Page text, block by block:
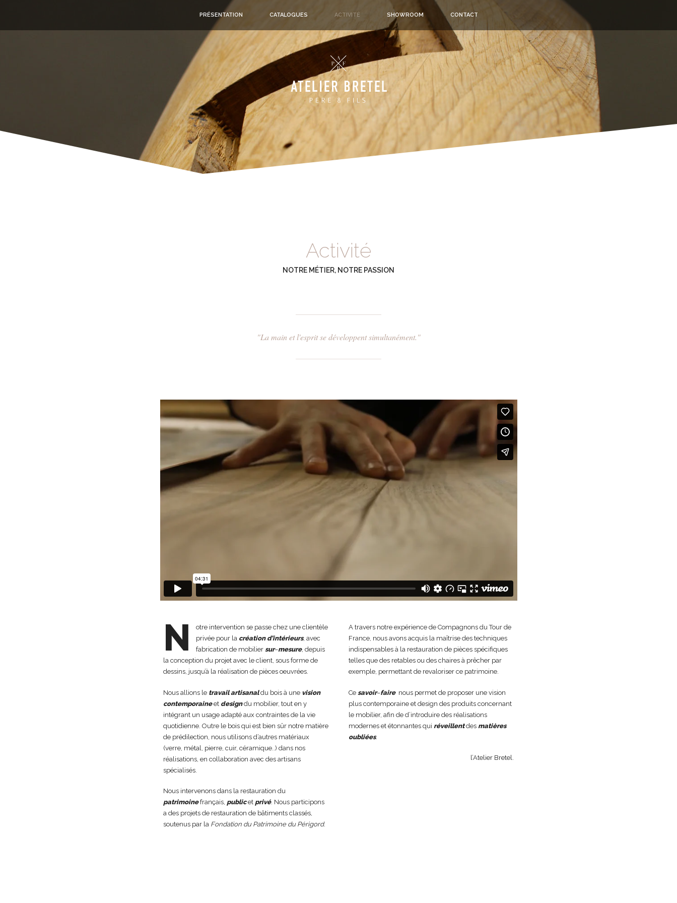
PRÉSENTATION CATALOGUES ACTIVITÉ SHOWROOM CONTACT
Activité
NOTRE MÉTIER, NOTRE PASSION
"La main et l'esprit se développent simultanément."
N
otre intervention se passe chez une clientèle
privée pour la création d’intérieurs, avec
fabrication de mobilier sur–mesure, depuis
la conception du projet avec le client, sous forme de
dessins, jusqu’à la réalisation de pièces oeuvrées.
Nous allions le travail artisanaldu bois à une vision
contemporaineet designdu mobilier, tout en y
intégrant un usage adapté aux contraintes de la vie
quotidienne. Outre le bois qui est bien sûr notre matière
de prédilection, nous utilisons d’autres matériaux
(verre, métal, pierre, cuir, céramique..) dans nos
réalisations, en collaboration avec des artisans
spécialisés.
Nous intervenons dans la restauration du
patrimoinefrançais, publicet privé. Nous participons
a des projets de restauration de bâtiments classés,
soutenus par la Fondation du Patrimoine du Périgord.
A travers notre expérience de Compagnons du Tour de
France, nous avons acquis la maîtrise des techniques
indispensables à la restauration de pièces spécifiques
telles que des retables ou des chaires à prêcher par
exemple, permettant de revaloriser ce patrimoine.
Ce savoir–fairenous permet de proposer une vision
plus contemporaine et design des produits concernant
le mobilier, afin de d’introduire des réalisations
modernes et étonnantes qui réveillentdes matières
oubliées.
l’Atelier Bretel.